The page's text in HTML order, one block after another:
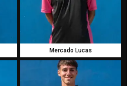
Mercado Lucas